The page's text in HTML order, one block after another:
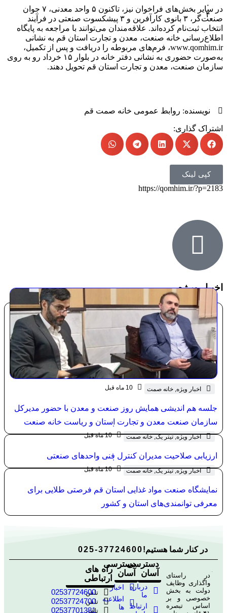
۰
۴
در سایر بخش‌های فراخوان نیز، تاکنون ۵ واحد معدنی، ۷ جوان
صنعت‌گر، ۳ بانوی کارآفرین و ۳ پیشکسوت صنعتی در فرآیند
انتخاب ثبت‌نام کرده‌اند. علاقه‌مندان می‌توانند با مراجعه به پایگاه
اطلاع‌رسانی خانه صنعت، معدن و تجارت استان قم به نشانی
www.qomhim.ir، فرم‌های مربوطه را دریافت و پس از تکمیل،
به‌صورت حضوری به نشانی دفتر خانه در بلوار ۱۵ خرداد رو به روی
سازمان صنعت، معدن و تجارت استان قم تحویل دهند.
نویسنده: روابط عمومی خانه صمت قم
اشتراک گذاری:
کپی لینک
https://qomhim.ir/?p=2183
اخبـار ویـژه
اخبار ویژه, خانه صمت 10 ماه قبل
جلسه هم اندیشی همایش روز صنعت و معدن با حضور مدیرکل
سازمان صنعت معدن و تجارت استان و ریاست خانه صنعت
معدن و تجارت استان قم
اخبار ویژه,تیتر یک,خانه صمت 10 ماه قبل
ارزیابی صلاحیت مدیران کنترل فنی واحدهای صنعتی
اخبار ویژه,تیتر یک,خانه صمت 10 ماه قبل
نمایشگاه صنعت مواد غذایی استان قم فرصتی طلایی برای
معرفی توانمندی‌های استان و کشور
در کنار شما هستیم!025-37724600
در راستای
واگذاری وظایف
دولت به بخش
خصوصی و بر
اساس تبصره
دسترسی
آسان
درباره
ما
ارتباط
دسترسی
آسان
اخبار
اطلاعیه
ها
راه های
ارتباطی
تلفن
02537724600
تلفن
02537724700
تلفن
02537701381